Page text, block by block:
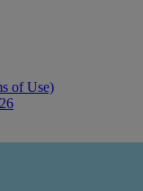
of Use)